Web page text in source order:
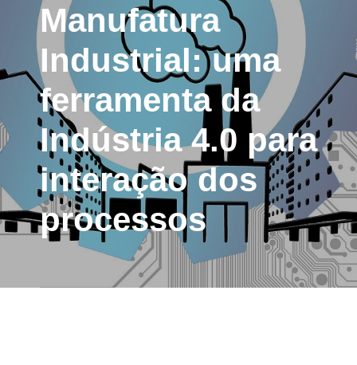
Manufatura
Industrial: uma
ferramenta da
Indústria 4.0 para
interação dos
processos